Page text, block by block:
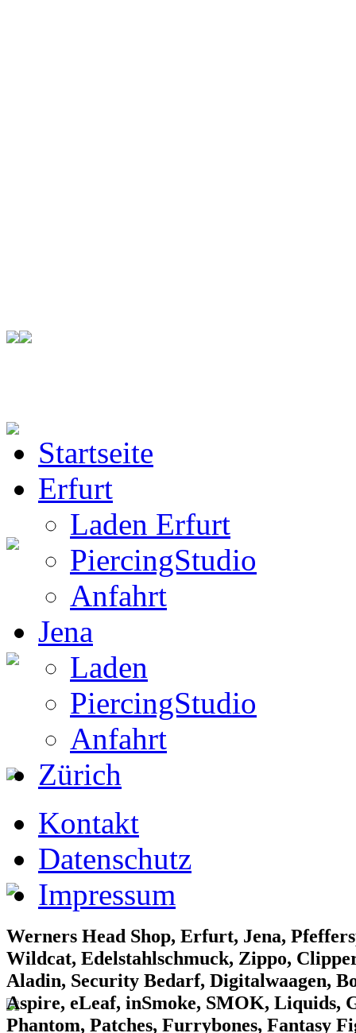
BW RucksackStartseite
Erfurt
Laden Erfurt
PiercingStudio
Anfahrt
Jena
Laden
PiercingStudio
Anfahrt
Zürich
Kontakt
Datenschutz
Impressum
Werners Head Shop, Erfurt, Jena,
Wildcat, Edelstahlschmuck, Zippo,
Aladin, Security Bedarf, Digitalwaagen,
Aspire, eLeaf, inSmoke, SMOK, Liquids,
Phantom, Patches, Furrybones, Fantasy